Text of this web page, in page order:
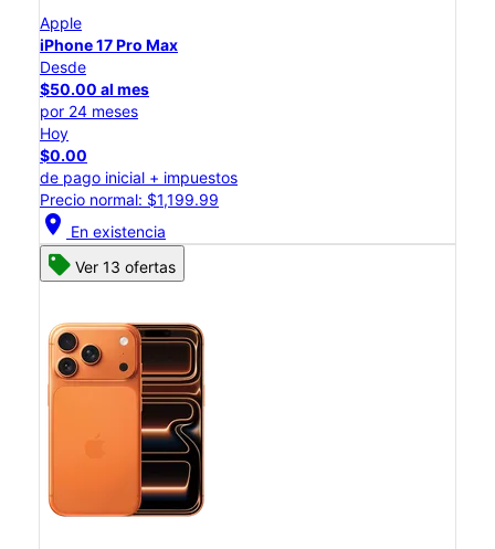
Apple
iPhone 17 Pro Max
Desde
$50.00 al mes
por 24 meses
Hoy
$0.00
de pago inicial + impuestos
Precio normal: $1,199.99
location_on En existencia
Ver 13 ofertas